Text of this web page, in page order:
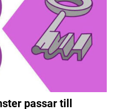
passar till